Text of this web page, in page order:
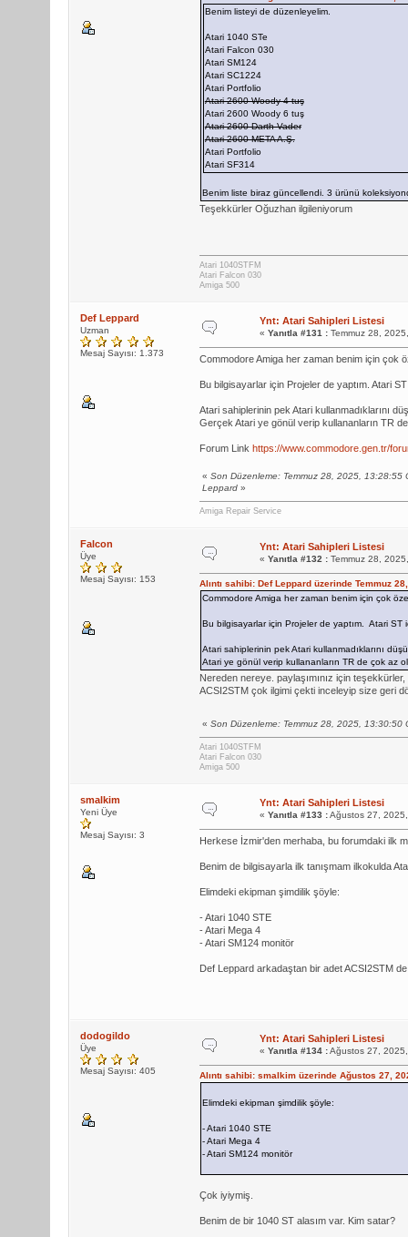
Benim listeyi de düzenleyelim.
Atari 1040 STe
Atari Falcon 030
Atari SM124
Atari SC1224
Atari Portfolio
Atari 2600 Woody 4 tuş
Atari 2600 Woody 6 tuş
Atari 2600 Darth Vader
Atari 2600 META A.Ş.
Atari Portfolio
Atari SF314
Benim liste biraz güncellendi. 3 ürünü
Teşekkürler Oğuzhan ilgileniyorum
Atari 1040STFM
Atari Falcon 030
Amiga 500
Def Leppard
Uzman
Mesaj Sayısı: 1.373
Ynt: Atari Sahipleri Listesi
« Yanıtla #131 :Temmuz 28,
Commodore Amiga her zaman benim için çok
Bu bilgisayarlar için Projeler de yaptım. Atari
Atari sahiplerinin pek Atari kullanmadıklarını
Gerçek Atari ye gönül verip kullananların TR
Forum Link https://www.commodore.gen.tr/
« Son Düzenleme: Temmuz 28, 2025, 13:28:55
Leppard»
Amiga Repair Service
Falcon
Üye
Mesaj Sayısı: 153
Ynt: Atari Sahipleri Listesi
« Yanıtla #132 :Temmuz 28,
Alıntı sahibi: Def Leppard üzerinde Temmuz
Commodore Amiga her zaman benim için çok
Bu bilgisayarlar için Projeler de yaptım. Atari
Atari sahiplerinin pek Atari kullanmadıklarını
Atari ye gönül verip kullananların TR de çok az
Nereden nereye. paylaşımınız için
ACSI2STM çok ilgimi çekti inceleyip size geri
« Son Düzenleme: Temmuz 28, 2025, 13:30:50
Atari 1040STFM
Atari Falcon 030
Amiga 500
smalkim
Yeni Üye
Mesaj Sayısı: 3
Ynt: Atari Sahipleri Listesi
« Yanıtla #133 :Ağustos 27,
Herkese İzmir'den merhaba, bu forumdaki ilk
Benim de bilgisayarla ilk tanışmam ilkokulda
Elimdeki ekipman şimdilik şöyle:
- Atari 1040 STE
- Atari Mega 4
- Atari SM124 monitör
Def Leppard arkadaştan bir adet ACSI2STM
dodogildo
Üye
Mesaj Sayısı: 405
Ynt: Atari Sahipleri Listesi
« Yanıtla #134 :Ağustos 27,
Alıntı sahibi: smalkim üzerinde Ağustos 27,
Elimdeki ekipman şimdilik şöyle:
- Atari 1040 STE
- Atari Mega 4
- Atari SM124 monitör
Çok iyiymiş.
Benim de bir 1040 ST alasım var. Kim satar?